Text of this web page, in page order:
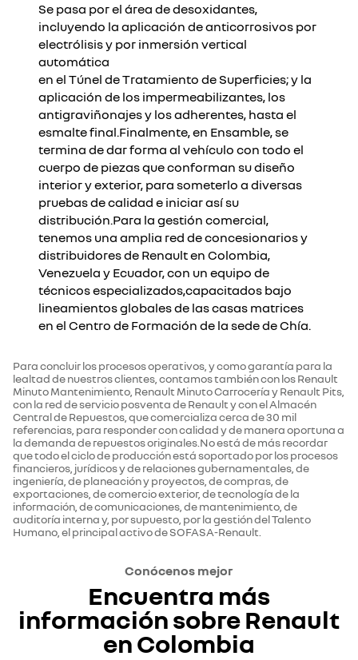
Se pasa por el área de desoxidantes,
incluyendo la aplicación de anticorrosivos por
electrólisis y por inmersión vertical
automática
en el Túnel de Tratamiento de Superficies; y la
aplicación de los impermeabilizantes, los
antigraviñonajes y los adherentes, hasta el
esmalte final.Finalmente, en Ensamble, se
termina de dar forma al vehículo con todo el
cuerpo de piezas que conforman su diseño
interior y exterior, para someterlo a diversas
pruebas de calidad e iniciar así su
distribución.Para la gestión comercial,
tenemos una amplia red de concesionarios y
distribuidores de Renault en Colombia,
Venezuela y Ecuador, con un equipo de
técnicos especializados,capacitados bajo
lineamientos globales de las casas matrices
en el Centro de Formación de la sede de Chía.
Para concluir los procesos operativos, y como garantía para la
lealtad de nuestros clientes, contamos también con los Renault
Minuto Mantenimiento, Renault Minuto Carrocería y Renault Pits,
con la red de servicio posventa de Renault y con el Almacén
Central de Repuestos, que comercializa cerca de 30 mil
referencias, para responder con calidad y de manera oportuna a
la demanda de repuestos originales.No está de más recordar
que todo el ciclo de producción está soportado por los procesos
financieros, jurídicos y de relaciones gubernamentales, de
ingeniería, de planeación y proyectos, de compras, de
exportaciones, de comercio exterior, de tecnología de la
información, de comunicaciones, de mantenimiento, de
auditoría interna y, por supuesto, por la gestión del Talento
Humano, el principal activo de SOFASA-Renault.
Conócenos mejor
Encuentra más
información sobre Renault
en Colombia